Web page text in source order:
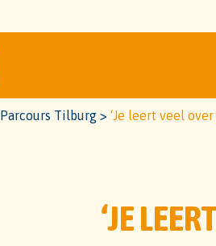
Parcours Tilburg> ‘Je leert veel
‘JE